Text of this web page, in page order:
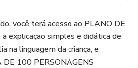
você terá acesso ao PLANO DE
explicação simples e didática de
na linguagem da criança, e
100 PERSONAGENS